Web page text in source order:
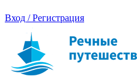
Вход / Регистрация